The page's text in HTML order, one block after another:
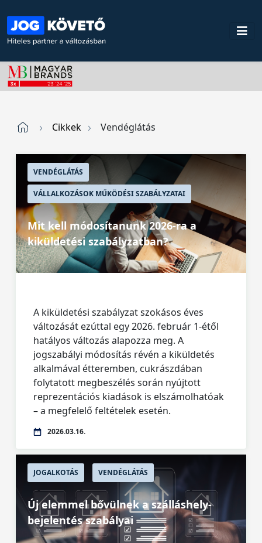
Cikkek Vendéglátás
VENDÉGLÁTÁS
VÁLLALKOZÁSOK MŰKÖDÉSI SZABÁLYZATAI
Mit kell módosítanunk 2026-ra a
kiküldetési szabályzatban?
A kiküldetési szabályzat szokásos éves
változását ezúttal egy 2026. február 1-étől
hatályos változás alapozza meg. A
jogszabályi módosítás révén a kiküldetés
alkalmával étteremben, cukrászdában
folytatott megbeszélés során nyújtott
reprezentációs kiadások is elszámolhatóak
– a megfelelő feltételek esetén.
2026.03.16.
JOGALKOTÁS VENDÉGLÁTÁS
Új elemmel bővülnek a szálláshely-
bejelentés szabályai